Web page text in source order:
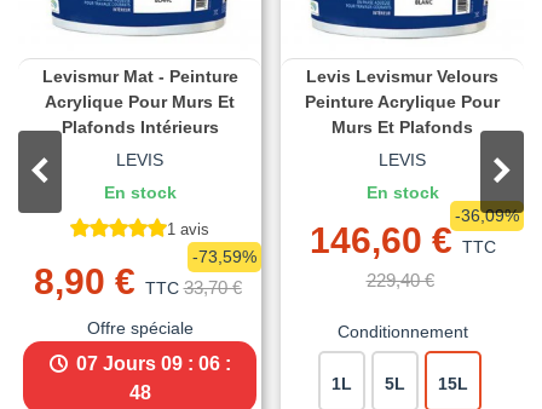
Levismur Mat - Peinture
Acrylique Pour Murs Et
Plafonds Intérieurs
LEVIS
En stock
1 avis
8,90 € TTC 33,70 €
-73,59%
Offre spéciale
07 Jours 09 : 06 :
47
Levis Levismur Velours
Peinture Acrylique Pour
Murs Et Plafonds
LEVIS
En stock
146,60 € TTC
229,40 €
-36,09%
Conditionnement
1L 5L 15L